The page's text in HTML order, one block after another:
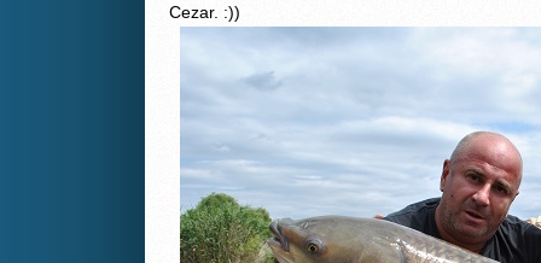
Cezar. :))